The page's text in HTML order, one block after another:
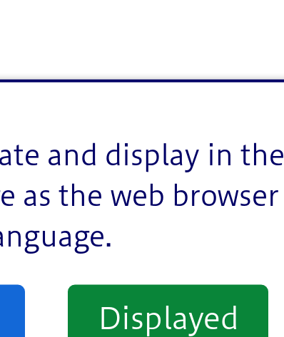
and display in the
as the web browser
Displayed